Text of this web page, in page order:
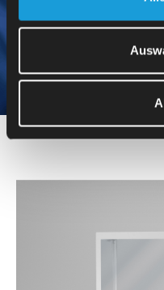
zabezpieczone przez TSL
wymianą kluczy, a także
bezpieczeństwa dla